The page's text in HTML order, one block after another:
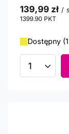
139,99 zł /
1399.90 PKT
Dostępny
Ilość